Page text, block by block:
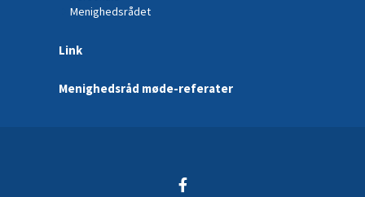
Menighedsrådet
Link
Menighedsråd møde-referater